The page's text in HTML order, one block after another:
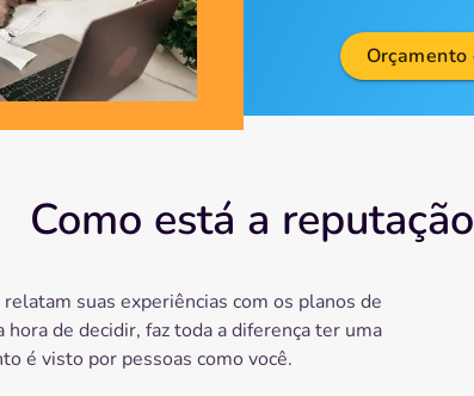
Como está a
suas experiências com os planos de
de decidir, faz toda a diferença ter uma
é visto por pessoas como você.